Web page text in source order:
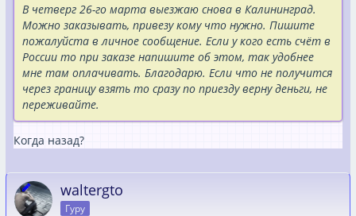
В четверг 26-го марта выезжаю снова в Калининград.
Можно заказывать, привезу кому что нужно. Пишите
пожалуйста в личное сообщение. Если у кого есть счёт в
России то при заказе напишите об этом, так удобнее
мне там оплачивать. Благодарю. Если что не получится
через границу взять то сразу по приезду верну деньги, не
переживайте.
Когда назад?
waltergto
Гуру